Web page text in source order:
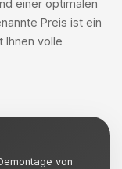
einer optimalen
Preis ist ein
Ihnen volle
von